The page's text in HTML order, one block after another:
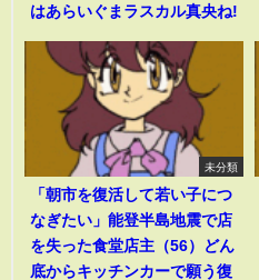
はあらいぐまラスカル真央ね!
未分類
「朝市を復活して若い子につ
なぎたい」能登半島地震で店
を失った食堂店主（56）どん
底からキッチンカーで願う復